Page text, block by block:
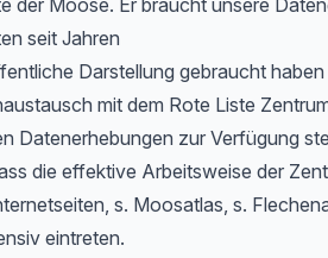
der Moose. Er braucht unsere
seit Jahren
Darstellung gebraucht
mit dem Rote Liste
Datenerhebungen zur Verfügung
die effektive Arbeitsweise der
s. Moosatlas, s.
eintreten.